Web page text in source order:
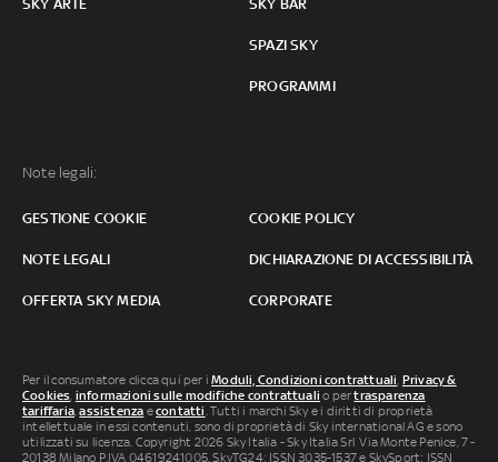
SKY ARTE SKY BAR
SPAZI SKY
PROGRAMMI
Note legali:
GESTIONE COOKIE COOKIE POLICY
NOTE LEGALI DICHIARAZIONE DI ACCESSIBILITÀ
OFFERTA SKY MEDIA CORPORATE
Per il consumatore clicca qui per iModuli, Condizioni contrattuali Privacy &
Cookies informazioni sulle modifiche contrattuali o pertrasparenza
tariffaria ,assistenza econtatti . Tutti i marchi Sky e i diritti di proprietà
intellettuale in essi contenuti, sono di proprietà di Sky international AG e sono
utilizzati su licenza. Copyright 2026 Sky Italia - Sky Italia Srl Via Monte Penice, 7 -
20138 Milano P.IVA 04619241005. SkyTG24: ISSN 3035-1537 e SkySport: ISSN